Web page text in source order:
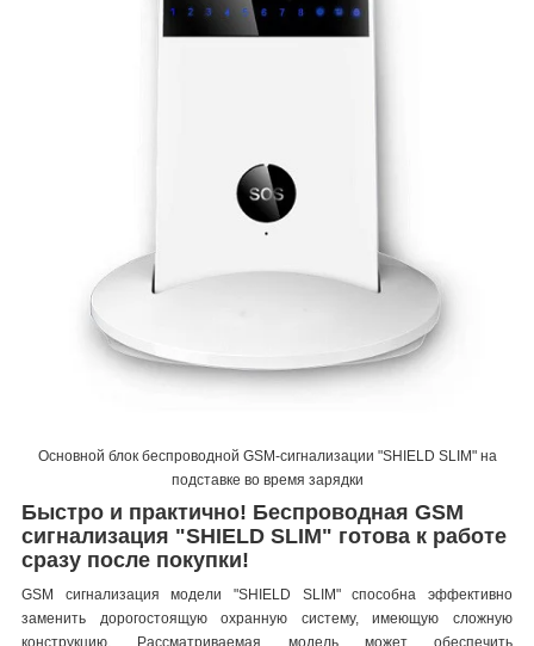
Основной блок беспроводной GSM-сигнализации "SHIELD SLIM" на
подставке во время зарядки
Быстро и практично! Беспроводная GSM
сигнализация "SHIELD SLIM" готова к работе
сразу после покупки!
GSM сигнализация модели "SHIELD SLIM" способна эффективно
заменить дорогостоящую охранную систему, имеющую сложную
конструкцию. Рассматриваемая модель может обеспечить